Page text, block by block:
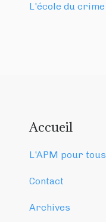
L'école du crime
Accueil
L'APM pour tous
Contact
Archives